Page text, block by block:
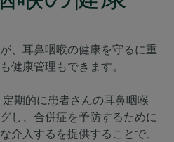
、耳鼻咽喉の健康を守るに重
健康管理もできます。
期的に患者さんの耳鼻咽喉
し、合併症を予防するために
介入するを提供することで、